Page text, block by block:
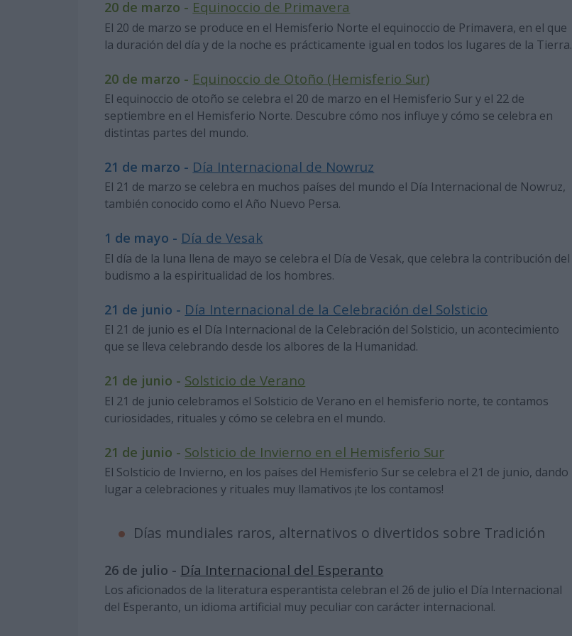
20 de marzo - Equinoccio de Primavera
El 20 de marzo se produce en el Hemisferio Norte el equinoccio de Primavera, en el que
la duración del día y de la noche es prácticamente igual en todos los lugares de la Tierra.
20 de marzo - Equinoccio de Otoño (Hemisferio Sur)
El equinoccio de otoño se celebra el 20 de marzo en el Hemisferio Sur y el 22 de
septiembre en el Hemisferio Norte. Descubre cómo nos influye y cómo se celebra en
distintas partes del mundo.
21 de marzo - Día Internacional de Nowruz
El 21 de marzo se celebra en muchos países del mundo el Día Internacional de Nowruz,
también conocido como el Año Nuevo Persa.
1 de mayo - Día de Vesak
El día de la luna llena de mayo se celebra el Día de Vesak, que celebra la contribución del
budismo a la espiritualidad de los hombres.
21 de junio - Día Internacional de la Celebración del Solsticio
El 21 de junio es el Día Internacional de la Celebración del Solsticio, un acontecimiento
que se lleva celebrando desde los albores de la Humanidad.
21 de junio - Solsticio de Verano
El 21 de junio celebramos el Solsticio de Verano en el hemisferio norte, te contamos
curiosidades, rituales y cómo se celebra en el mundo.
21 de junio - Solsticio de Invierno en el Hemisferio Sur
El Solsticio de Invierno, en los países del Hemisferio Sur se celebra el 21 de junio, dando
lugar a celebraciones y rituales muy llamativos ¡te los contamos!
Días mundiales raros, alternativos o divertidos sobre Tradición
26 de julio - Día Internacional del Esperanto
Los aficionados de la literatura esperantista celebran el 26 de julio el Día Internacional
del Esperanto, un idioma artificial muy peculiar con carácter internacional.